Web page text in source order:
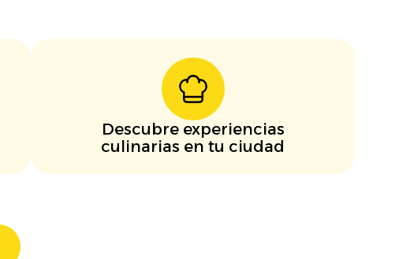
Descubre experiencias
culinarias en tu ciudad